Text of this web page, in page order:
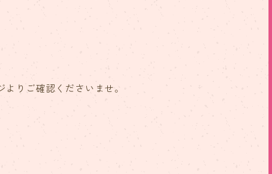
りご確認くださいませ。